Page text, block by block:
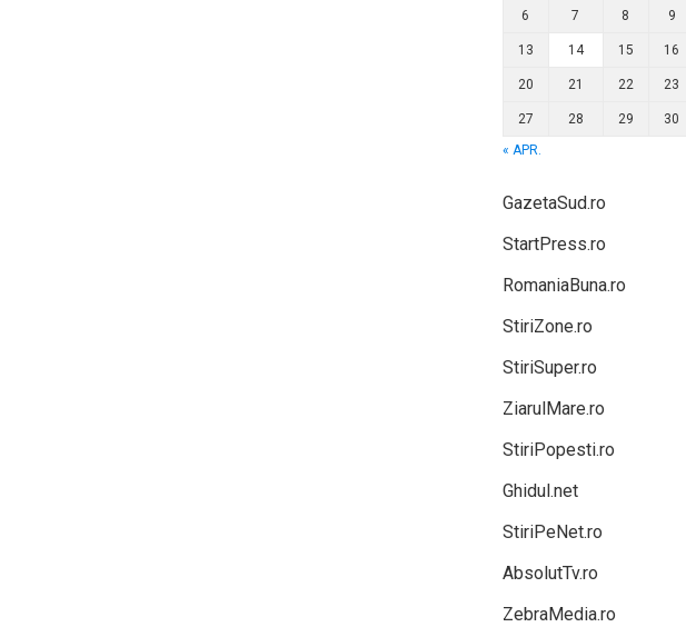
6 7 8 9
13 14 15 16
20 21 22 23
27 28 29 30
« APR.
GazetaSud.ro
StartPress.ro
RomaniaBuna.ro
StiriZone.ro
StiriSuper.ro
ZiarulMare.ro
StiriPopesti.ro
Ghidul.net
StiriPeNet.ro
AbsolutTv.ro
ZebraMedia.ro